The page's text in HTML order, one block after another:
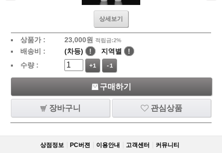
상세보기
상품가 : 23,000원 적립금:2%
배송비 : (차등) ! 지역별
!
수량 :
+1 -1
구매하기
장바구니 관심상품
상점정보 PC버젼 이용안내 고객센터 커뮤니티